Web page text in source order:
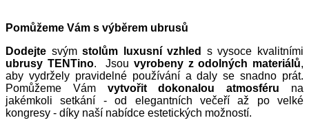
Pomůžeme Vám s výběrem ubrusů
Dodejte svýmstolům luxusní vzhled
s vysoce kvalitními
ubrusy TENTino. Jsou vyrobeny z odolných materiálů,
aby vydržely pravidelné používání a daly se snadno prát.
Pomůžeme Vámvytvořit dokonalou atmosféru na
jakémkoli setkání - od elegantních večeří až po velké
kongresy - díky naší nabídce estetických možností.